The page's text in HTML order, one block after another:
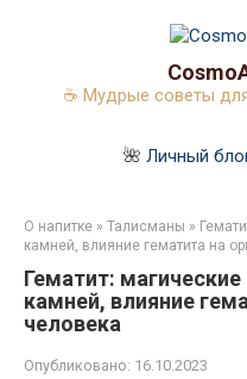
☕ Мудрые советы
🌺 Личный
О напитке » Талисманы »
камней, влияние гематита на
Гематит:
камней, влияние
человека
Опубликовано: 16.10.2023